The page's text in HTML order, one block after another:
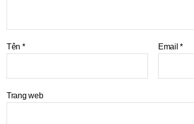
Tên * Email*
Trang web